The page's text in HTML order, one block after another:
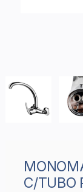
MONOMANDO FREGADERO
C/TUBO